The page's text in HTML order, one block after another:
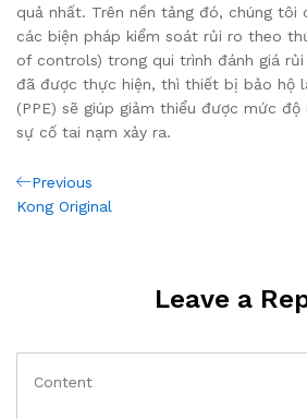
quả nhất. Trên nền tảng đó, chúng tôi
các biện pháp kiểm soát rủi ro theo
of controls) trong qui trình đánh giá rủi
đã được thực hiện, thì thiết bị bảo hộ
(PPE) sẽ giúp giảm thiểu được mức độ
sự cố tai nạm xảy ra.
Post
navigation
Previous
Post
Previous
Kong Original
Leave a